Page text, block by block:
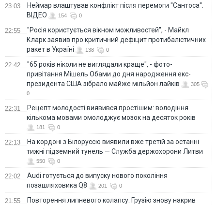
23:03
Неймар влаштував конфлікт після перемоги "Сантоса".
ВІДЕО
154 0
22:55
"Росія користується вікном можливостей", - Майкл
Кларк заявив про критичний дефіцит протибалістичних
ракет в Україні
138 0
22:42
"65 років ніколи не виглядали краще", - фото-
привітання Мішель Обами до дня народження екс-
президента США зібрало майже мільйон лайків
305
0
22:31
Рецепт молодості виявився простішим: володіння
кількома мовами омолоджує мозок на десяток років
181 0
22:13
На кордоні з Білоруссю виявили вже третій за останні
тижні підземний тунель — Служба держохорони Литви
550 0
22:02
Audi готується до випуску нового покоління
позашляховика Q8
201 0
21:55
Повторення липневого колапсу: Грузію знову накрив